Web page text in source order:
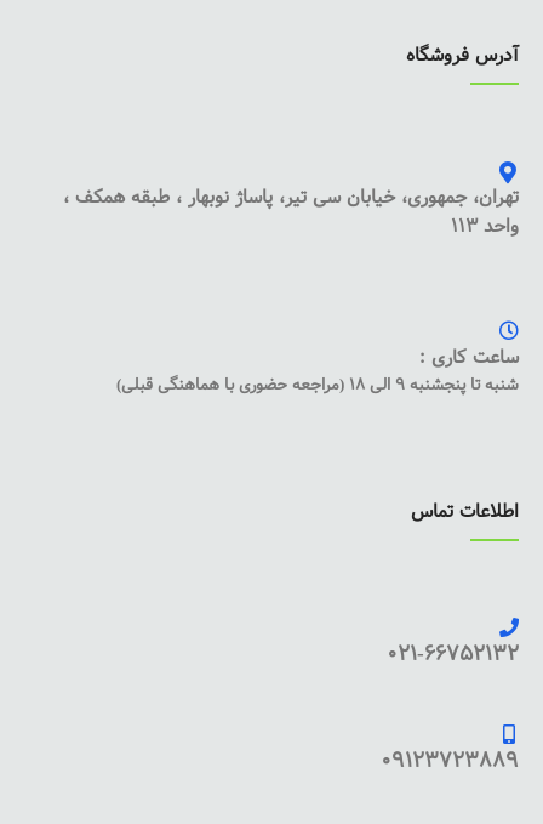
آدرس فروشگاه
تهران، جمهوری، خیابان سی تیر، پاساژ نوبهار ، طبقه همکف ،
واحد 113
ساعت کاری :
شنبه تا پنجشنبه 9 الی 18 (مراجعه حضوری با هماهنگی قبلی)
اطلاعات تماس
021-66752132
09123723889